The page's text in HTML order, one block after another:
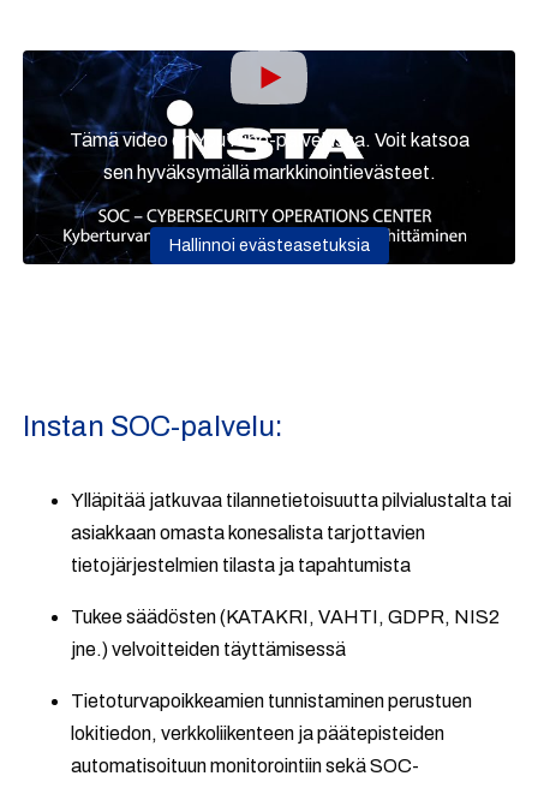
Tämä video on YouTube-palvelussa. Voit katsoa
sen hyväksymällä markkinointievästeet.
Hallinnoi evästeasetuksia
Instan SOC-palvelu:
Ylläpitää jatkuvaa tilannetietoisuutta pilvialustalta tai
asiakkaan omasta konesalista tarjottavien
tietojärjestelmien tilasta ja tapahtumista
Tukee säädösten (KATAKRI, VAHTI, GDPR, NIS2
jne.) velvoitteiden täyttämisessä
Tietoturvapoikkeamien tunnistaminen perustuen
lokitiedon, verkkoliikenteen ja päätepisteiden
automatisoituun monitorointiin sekä SOC-